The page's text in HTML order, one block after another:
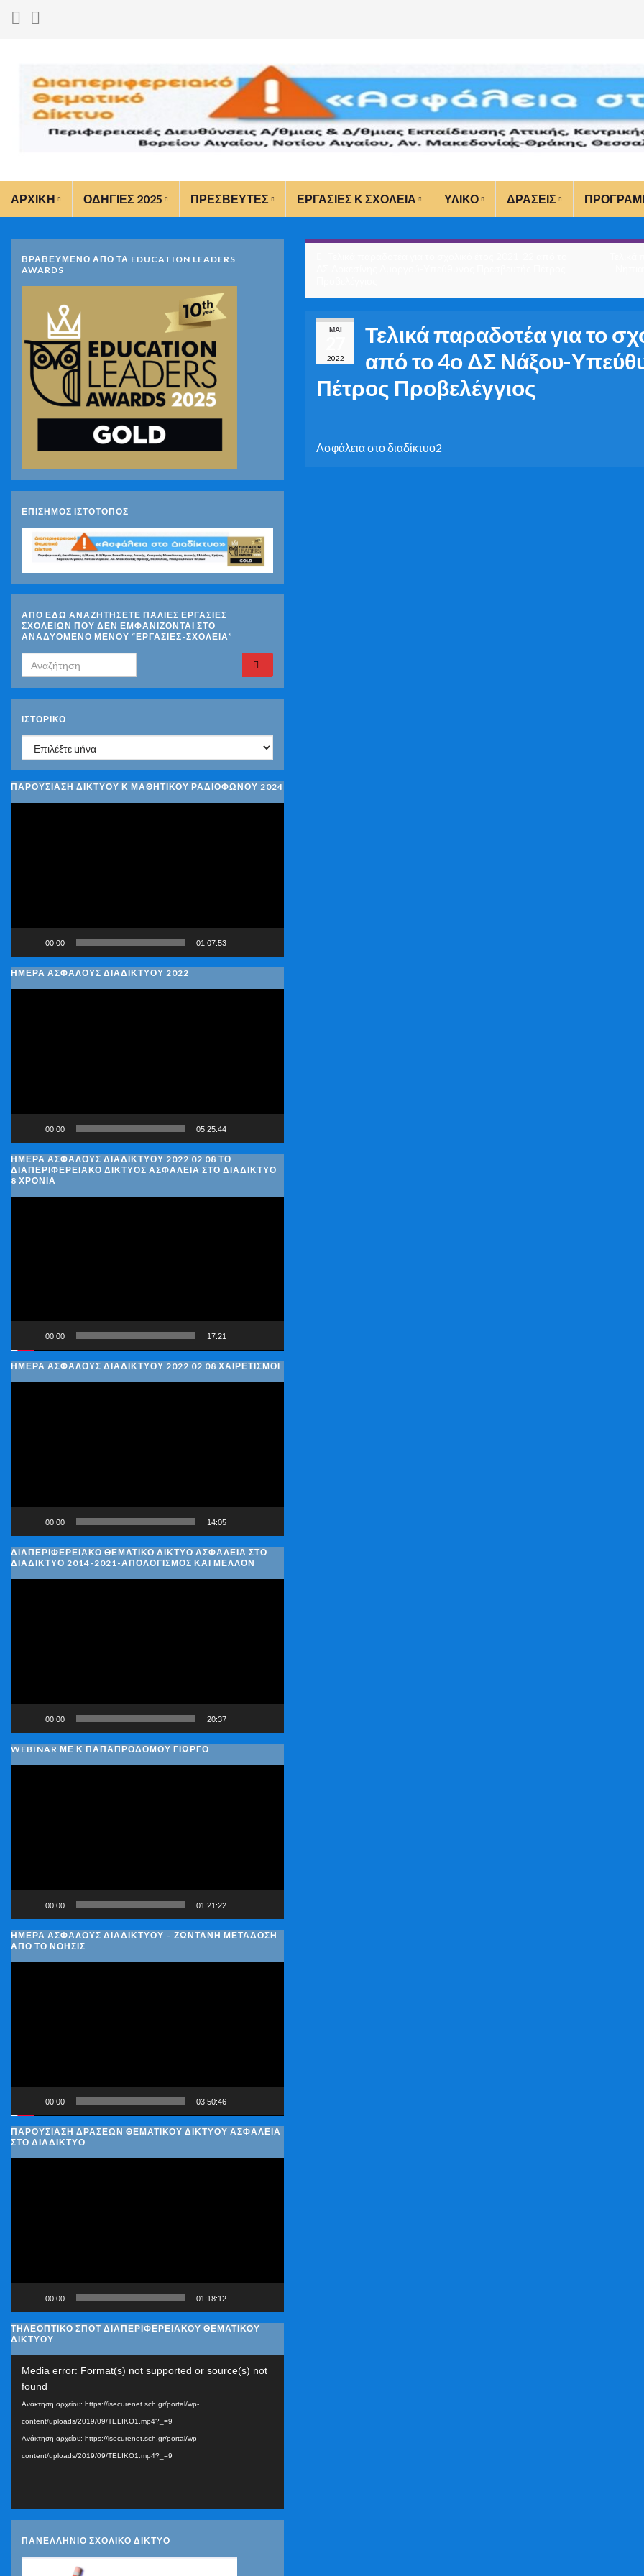
ΑΡΧΙΚΗ ΟΔΗΓΙΕΣ 2025 ΠΡΕΣΒΕΥΤΕΣ ΕΡΓΑΣΙΕΣ Κ ΣΧΟΛΕΙΑ ΥΛΙΚΟ ΔΡΑΣΕΙΣ
ΜΆΙ
2022
Τελικά παραδοτέα για το
από το 4ο ΔΣ Νάξου-
Πέτρος Προβελέγγιος
Ασφάλεια στο διαδίκτυο2
ΒΡΑΒΕΥΜΕΝΟ ΑΠΟ ΤΑ EDUCATION LEADERS
AWARDS
ΕΠΙΣΗΜΟΣ ΙΣΤΟΤΟΠΟΣ
ΑΠΟ ΕΔΩ ΑΝΑΖΗΤΗΣΕΤΕ ΠΑΛΙΕΣ ΕΡΓΑΣΙΕΣ
ΣΧΟΛΕΙΩΝ ΠΟΥ ΔΕΝ ΕΜΦΑΝΙΖΟΝΤΑΙ ΣΤΟ
ΑΝΑΔΥΟΜΕΝΟ ΜΕΝΟΥ “ΕΡΓΑΣΙΕΣ-ΣΧΟΛΕΙΑ”
Search for:
ΙΣΤΟΡΙΚΌ
Ιστορικό
ΠΑΡΟΥΣΙΑΣΗ ΔΙΚΤΥΟΥ Κ ΜΑΘΗΤΙΚΟΥ ΡΑΔΙΟΦΩΝΟΥ 2024
00:00 01:07:53
ΗΜΕΡΑ ΑΣΦΑΛΟΥΣ ΔΙΑΔΙΚΤΥΟΥ 2022
00:00 05:25:44
ΗΜΈΡΑ ΑΣΦΑΛΟΎΣ ΔΙΑΔΙΚΤΎΟΥ 2022 02 08 ΤΟ
ΔΙΑΠΕΡΙΦΕΡΕΙΑΚΌ ΔΊΚΤΥΟΣ ΑΣΦΆΛΕΙΑ ΣΤΟ ΔΙΑΔΊΚΤΥΟ
8 ΧΡΌΝΙΑ
00:00 17:21
ΗΜΈΡΑ ΑΣΦΑΛΟΎΣ ΔΙΑΔΙΚΤΎΟΥ 2022 02 08 ΧΑΙΡΕΤΙΣΜΟΊ
00:00 14:05
ΔΙΑΠΕΡΙΦΕΡΕΙΑΚΌ ΘΕΜΑΤΙΚΌ ΔΊΚΤΥΟ ΑΣΦΆΛΕΙΑ ΣΤΟ
ΔΙΑΔΊΚΤΥΟ 2014-2021-ΑΠΟΛΟΓΙΣΜΌΣ ΚΑΙ ΜΈΛΛΟΝ
00:00 20:37
WEBINAR ΜΕ Κ ΠΑΠΑΠΡΟΔΌΜΟΥ ΓΙΏΡΓΟ
00:00 01:21:22
ΗΜΈΡΑ ΑΣΦΑΛΟΎΣ ΔΙΑΔΙΚΤΎΟΥ – ΖΩΝΤΑΝΉ ΜΕΤΆΔΟΣΗ
ΑΠΌ ΤΟ ΝΟΗΣΙΣ
00:00 03:50:46
ΠΑΡΟΥΣΊΑΣΗ ΔΡΆΣΕΩΝ ΘΕΜΑΤΙΚΟΎ ΔΙΚΤΎΟΥ ΑΣΦΆΛΕΙΑ
ΣΤΟ ΔΙΑΔΊΚΤΥΟ
00:00 01:18:12
ΤΗΛΕΟΠΤΙΚΟ ΣΠΟΤ ΔΙΑΠΕΡΙΦΕΡΕΙΑΚΟΥ ΘΕΜΑΤΙΚΟΥ
ΔΙΚΤΥΟΥ
Αναπαραγωγής
Βίντεο
Media error: Format(s) not supported or source(s) not
found
Ανάκτηση αρχείου: https://isecurenet.sch.gr/portal/wp-
content/uploads/2019/09/TELIKO1.mp4?_=9
Ανάκτηση αρχείου: https://isecurenet.sch.gr/portal/wp-
content/uploads/2019/09/TELIKO1.mp4?_=9
ΠΑΝΕΛΛΗΝΙΟ ΣΧΟΛΙΚΟ ΔΙΚΤΥΟ